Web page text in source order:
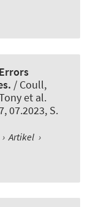
/ Coull,
et al.
07.2023, S.
› Artikel ›